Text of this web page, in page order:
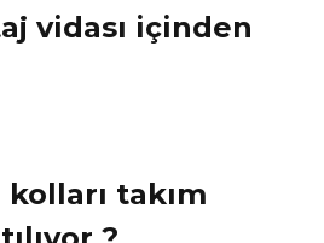
vidası içinden
takım